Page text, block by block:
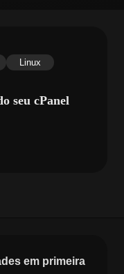
Linux
seu cPanel
em primeira